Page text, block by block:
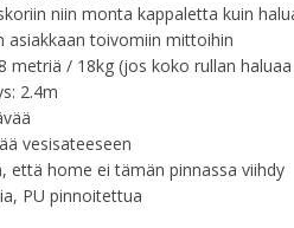
niin monta kappaletta kuin
asiakkaan toivomiin mittoihin
metriä / 18kg (jos koko rullan
2.4m
vesisateeseen
että home ei tämän pinnassa viihdy
PU pinnoitettua